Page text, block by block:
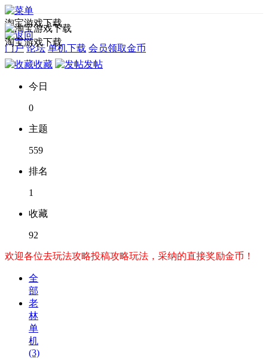
淘宝游戏下载
门户 论坛 单机下载 会员领取金币
淘宝游戏下载
收藏 发帖
今日
0
主题
559
排名
1
收藏
92
欢迎各位去玩法攻略投稿攻略玩法，采纳的直接奖励金币！
全
部
老
林
单
机
(3)